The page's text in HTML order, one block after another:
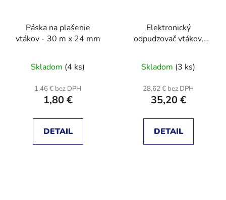
Páska na plašenie
vtákov - 30 m x 24 mm
Skladom (4 ks)
1,46 € bez DPH
1,80 €
DETAIL
Elektronický
odpudzovač vtákov,
zajacov
Skladom (3 ks)
28,62 € bez DPH
35,20 €
DETAIL